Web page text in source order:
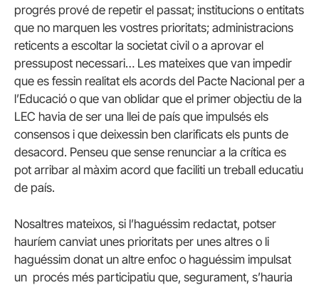
progrés prové de repetir el passat; institucions o entitats
que no marquen les vostres prioritats; administracions
reticents a escoltar la societat civil o a aprovar el
pressupost necessari… Les mateixes que van impedir
que es fessin realitat els acords del Pacte Nacional per a
l’Educació o que van oblidar que el primer objectiu de la
LEC havia de ser una llei de país que impulsés els
consensos i que deixessin ben clarificats els punts de
desacord. Penseu que sense renunciar a la crítica es
pot arribar al màxim acord que faciliti un treball educatiu
de país.
Nosaltres mateixos, si l’haguéssim redactat, potser
hauríem canviat unes prioritats per unes altres o li
haguéssim donat un altre enfoc o haguéssim impulsat
un procés més participatiu que, segurament, s’hauria